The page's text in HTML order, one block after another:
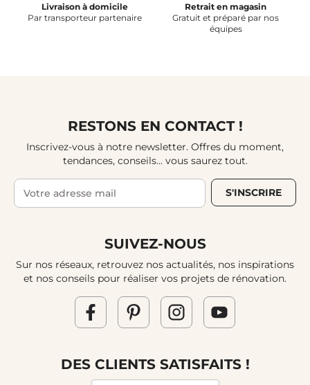
Livraison à domicile
Par transporteur partenaire
Retrait en magasin
Gratuit et préparé par nos
équipes
RESTONS EN CONTACT !
Inscrivez-vous à notre newsletter. Offres du moment,
tendances, conseils... vous saurez tout.
S'INSCRIRE
SUIVEZ-NOUS
Sur nos réseaux, retrouvez nos actualités, nos inspirations
et nos conseils pour réaliser vos projets de rénovation.
DES CLIENTS SATISFAITS !